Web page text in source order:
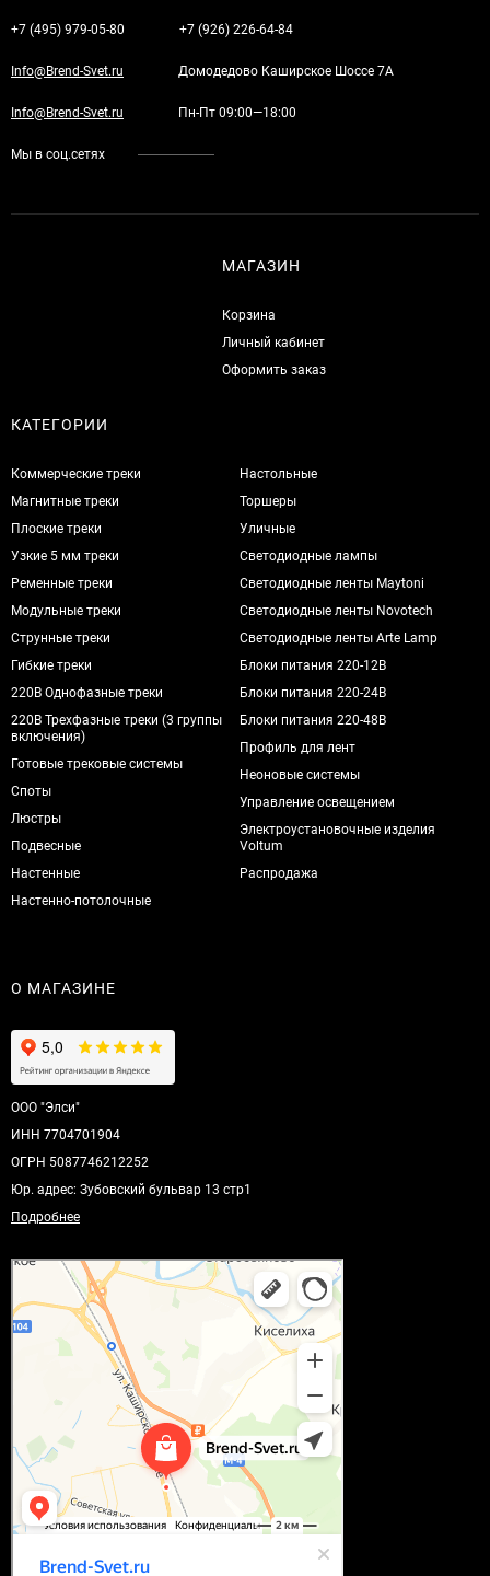
+7 (495) 979-05-80 +7 (926) 226-64-84
Info@Brend-Svet.ru Домодедово Каширское Шоссе 7А
Info@Brend-Svet.ru Пн-Пт 09:00—18:00
Мы в соц.сетях
МАГАЗИН
Корзина
Личный кабинет
Оформить заказ
КАТЕГОРИИ
Коммерческие треки
Магнитные треки
Плоские треки
Узкие 5 мм треки
Ременные треки
Модульные треки
Струнные треки
Гибкие треки
220В Однофазные треки
220В Трехфазные треки (3 группы
включения)
Готовые трековые системы
Споты
Люстры
Подвесные
Настенные
Настенно-потолочные
Настольные
Торшеры
Уличные
Светодиодные лампы
Светодиодные ленты Maytoni
Светодиодные ленты Novotech
Светодиодные ленты Arte Lamp
Блоки питания 220-12В
Блоки питания 220-24В
Блоки питания 220-48В
Профиль для лент
Неоновые системы
Управление освещением
Электроустановочные изделия
Voltum
Распродажа
О МАГАЗИНЕ
ООО "Элси"
ИНН 7704701904
ОГРН 5087746212252
Юр. адрес: Зубовский бульвар 13 стр1
Подробнее